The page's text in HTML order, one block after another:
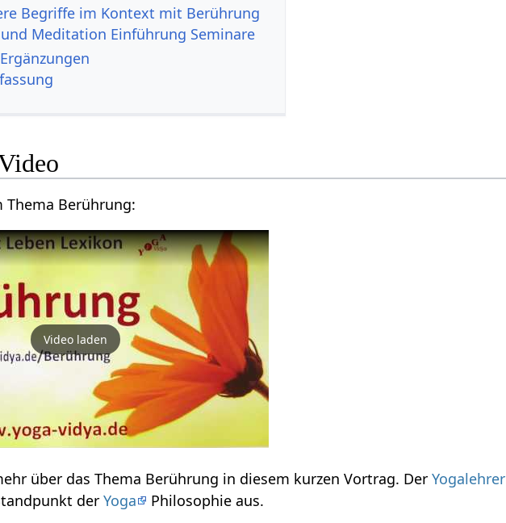
und Meditation Einführung Seminare
Berührung‏‎ Ergänzungen
Video
Videovortrag zum Thema Berührung‏‎:
Video laden
Verstehe etwas mehr über das Thema Berührung‏‎ in diesem kurzen Vortrag. DerYogalehrer
vom Standpunkt derYoga Philosophie aus.